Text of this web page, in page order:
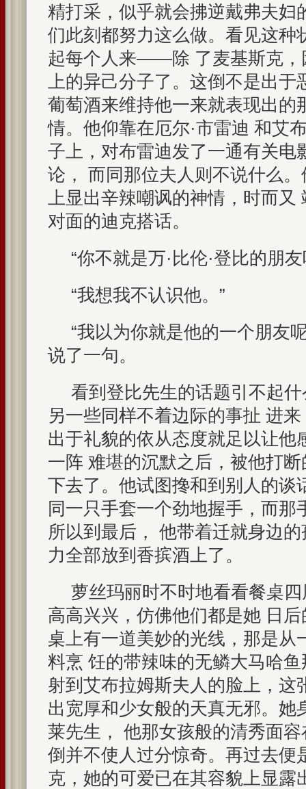
精打采，似乎就会拂逆戴弗夫妇
们此刻都努力这么做。看见这种
起每个人来——除 了麦基斯克，
上的异己分子了。这倒不是出于
葡萄酒来维持他一来就表现出的
情。他仰靠在厄尔·市雷迪 和艾
子上，对布雷迪发了一通有关电
论， 而同那位夫人则不说什么
上显出辛辣嘲讽的神情，时而又
对面的迪克搭话。
“你不就是万·比伦·登比的朋
“我想我不认识他。”
“我以为你就是他的一个朋友
说了一句。
看到登比先生的话题引不起
另一些同样不着边际的事扯 进
出于礼貌的依从态度就足以让他
一阵 难堪的沉默之后，被他打
下去了。他试图搀和到别人的谈
同一只手套一个劲地握手，而
所以到最后， 他带着迁就身边
力全部放到香摈酒上了。
萝丝玛丽时不时地看看餐桌
高高兴兴，仿佛他们都是她 日
桌上有一道美妙的光线，那是从
料烹 饪的带辣味的无鳞大马哈
射到艾布拉姆斯夫人的脸上，这
出宽厚和少女般的天真无邪。她
莱先生， 他那女孩般的清秀面
倒并不使人过分惊奇。再过去便
克，她的可爱已在其容貌上显露